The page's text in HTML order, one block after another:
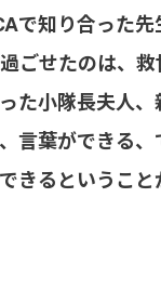
で知り合った
ごせたのは、
た小隊長夫人
言葉ができる
きるというこ